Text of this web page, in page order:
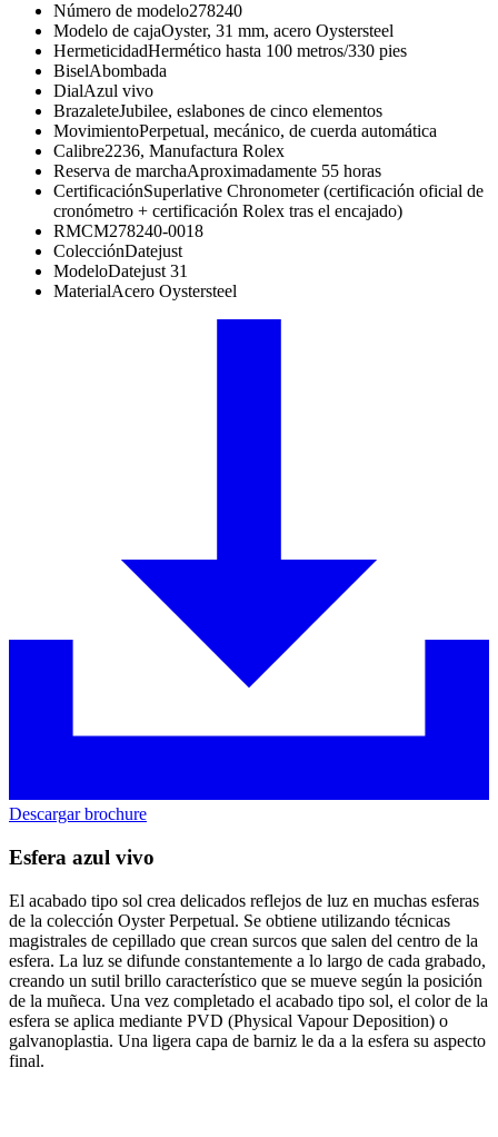
Número de modelo278240
Modelo de cajaOyster, 31 mm, acero Oystersteel
HermeticidadHermético hasta 100 metros/330 pies
BiselAbombada
DialAzul vivo
BrazaleteJubilee, eslabones de cinco elementos
MovimientoPerpetual, mecánico, de cuerda automática
Calibre2236, Manufactura Rolex
Reserva de marchaAproximadamente 55 horas
CertificaciónSuperlative Chronometer (certificación oficial de
cronómetro + certificación Rolex tras el encajado)
RMCM278240-0018
ColecciónDatejust
ModeloDatejust 31
MaterialAcero Oystersteel
Descargar brochure
Esfera azul vivo
El acabado tipo sol crea delicados reflejos de luz en muchas esferas
de la colección Oyster Perpetual. Se obtiene utilizando técnicas
magistrales de cepillado que crean surcos que salen del centro de la
esfera. La luz se difunde constantemente a lo largo de cada grabado,
creando un sutil brillo característico que se mueve según la posición
de la muñeca. Una vez completado el acabado tipo sol, el color de la
esfera se aplica mediante PVD (Physical Vapour Deposition) o
galvanoplastia. Una ligera capa de barniz le da a la esfera su aspecto
final.